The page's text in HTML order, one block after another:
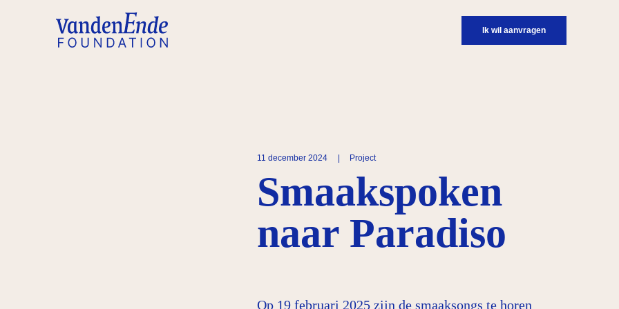
Ik wil aanvragen
11 december 2024 Project
Smaakspoken
naar Paradiso
Op 19 februari 2025 zijn de smaaksongs te horen